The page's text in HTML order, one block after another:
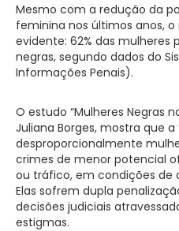
Mesmo com a redução da
feminina nos últimos anos,
evidente: 62% das mulheres
negras, segundo dados do
Informações Penais).
O estudo “Mulheres Negras
Juliana Borges, mostra que a
desproporcionalmente
crimes de menor potencial
ou tráfico, em condições de
Elas sofrem dupla
decisões judiciais
estigmas.